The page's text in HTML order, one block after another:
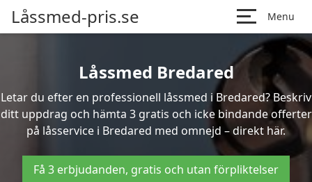
Låssmed-pris.se Menu
Låssmed Bredared
Letar du efter en professionell låssmed i Bredared? Beskriv
ditt uppdrag och hämta 3 gratis och icke bindande offerter
på låsservice i Bredared med omnejd – direkt här.
Få 3 erbjudanden, gratis och utan förpliktelser